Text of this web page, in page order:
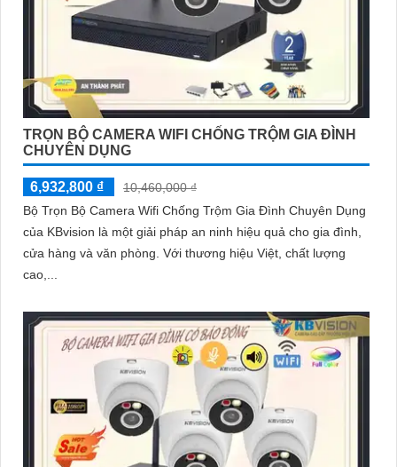
TRỌN BỘ CAMERA WIFI CHỐNG TRỘM GIA ĐÌNH
CHUYÊN DỤNG
6,932,800 ₫
10,460,000 ₫
Bộ Trọn Bộ Camera Wifi Chống Trộm Gia Đình Chuyên Dụng
của KBvision là một giải pháp an ninh hiệu quả cho gia đình,
cửa hàng và văn phòng. Với thương hiệu Việt, chất lượng
cao,...